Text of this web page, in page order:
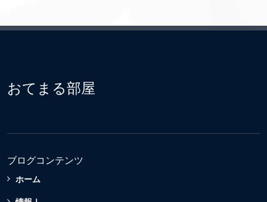
おてまる部屋
ブログコンテンツ
ホーム